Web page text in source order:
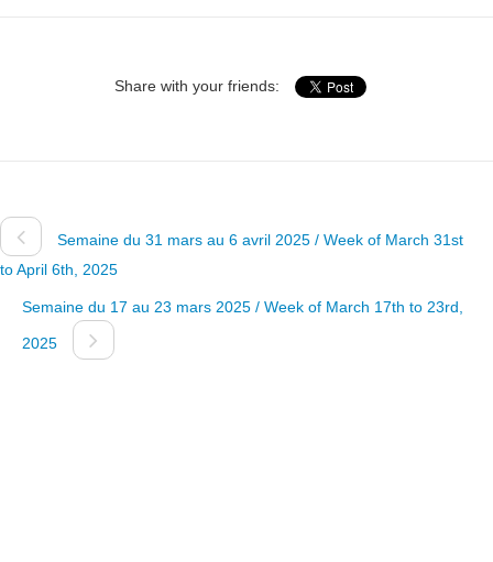
Share with your friends:
Semaine du 31 mars au 6 avril 2025 / Week of March 31st
to April 6th, 2025
Semaine du 17 au 23 mars 2025 / Week of March 17th to 23rd,
2025